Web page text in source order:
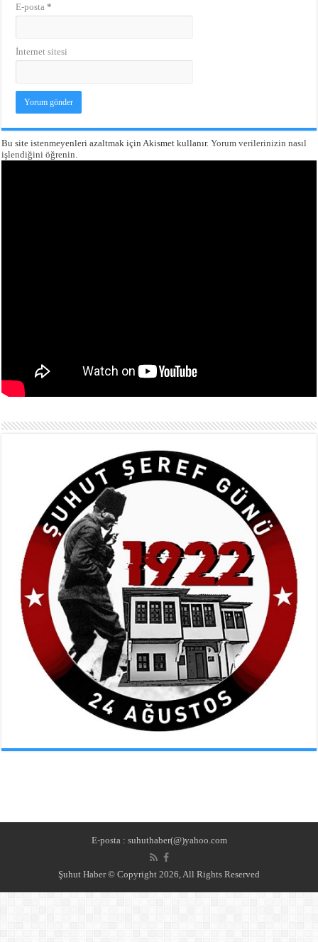
E-posta*
İnternet sitesi
Bu site istenmeyenleri azaltmak için Akismet kullanır.Yorum verilerinizin nasıl
işlendiğini öğrenin.
E-posta : suhuthaber(@)yahoo.com
Şuhut Haber © Copyright 2026, All Rights Reserved